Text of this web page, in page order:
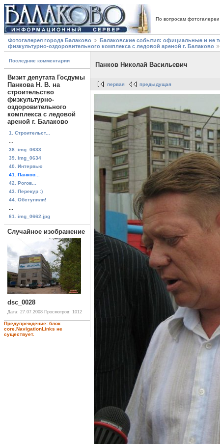
По вопросам
Фотогалерея города Балаково
Балаковские события: официальные и не
физкультурно-оздоровительного комплекса с ледовой ареной г. Балаково
Последние комментарии
Визит депутата Госдумы
Панкова Н. В. на
строительство
физкультурно-
оздоровительного
комплекса с ледовой
ареной г. Балаково
1. Строительст...
38. img_0633
39. img_0634
40. Интервью
41. Панков...
42. Рогов...
43. Перекур :)
44. Обступили!
61. img_0662.jpg
Случайное изображение
dsc_0028
Дата: 27.07.2008 Просмотров: 1012
Предупреждение: блок
core.NavigationLinks не
существует.
Панков Николай Васильевич
первая предыдущая